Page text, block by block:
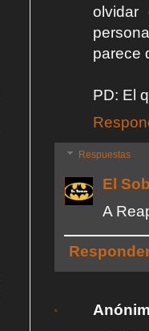
olvidar
parece
PD: El
Respuestas
El
A